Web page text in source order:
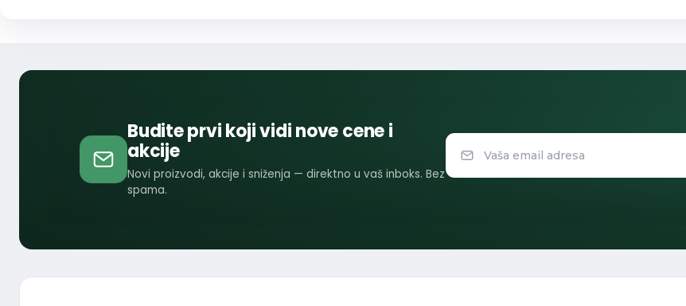
Budite prvi koji vidi nove cene i
akcije
Novi proizvodi, akcije i sniženja — direktno u vaš inboks. Bez
spama.